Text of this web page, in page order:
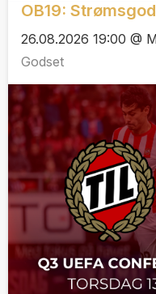
OB19:
26.08.2026 19:00 @
Godset